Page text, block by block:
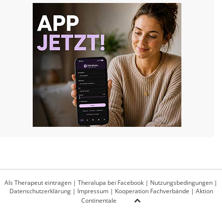
Als Therapeut eintragen | Theralupa bei Facebook | Nutzungsbedingungen |
Datenschutzerklärung| Impressum| Kooperation Fachverbände | Aktion
Continentale